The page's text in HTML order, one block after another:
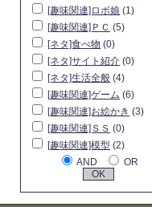
[趣味関連]ロボ娘 (1)
[趣味関連]ＰＣ (5)
[ネタ]食べ物 (0)
[ネタ]サイト紹介 (0)
[ネタ]生活全般 (4)
[趣味関連]ゲーム (6)
[趣味関連]お絵かき (3)
[趣味関連]ＳＳ (0)
[趣味関連]模型 (2)
AND
OR